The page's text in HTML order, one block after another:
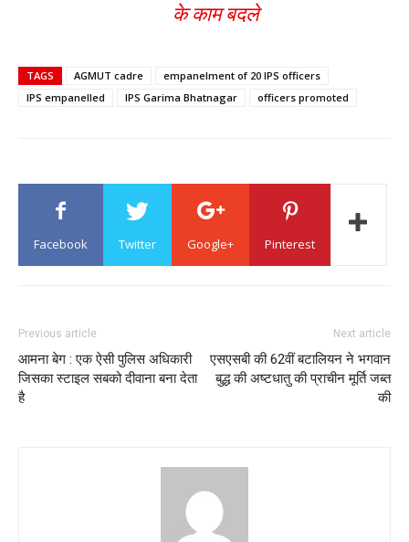
के काम बदले
TAGS AGMUT cadre
empanelment of 20 IPS officers
IPS empanelled
IPS Garima Bhatnagar officers promoted
Facebook Twitter Google+ Pinterest
Previous article
आमना बेग : एक ऐसी पुलिस अधिकारी
जिसका स्टाइल सबको दीवाना बना देता
है
Next article
एसएसबी की 62वीं बटालियन ने भगवान
बुद्ध की अष्टधातु की प्राचीन मूर्ति जब्त
की